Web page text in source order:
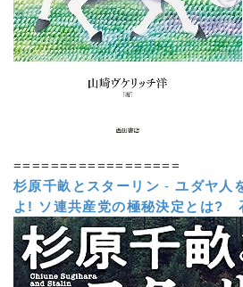
==================
杉原千畝とスターリン -ユダヤ人
よ! ソ連共産党の極秘決定とは?